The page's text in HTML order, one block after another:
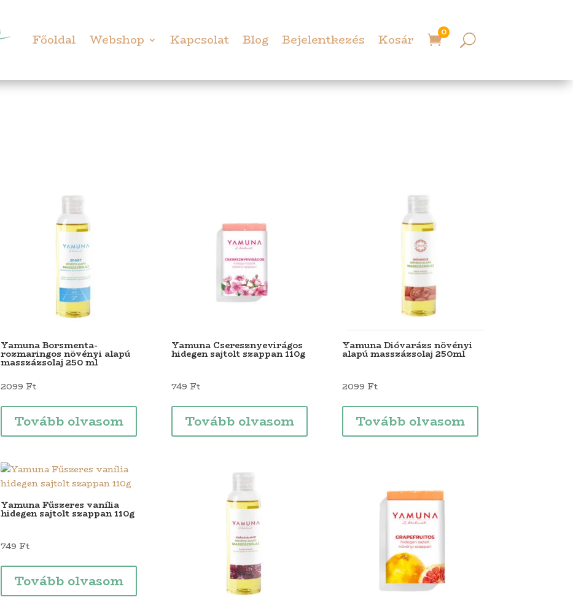
Főoldal Webshop Kapcsolat Blog Bejelentkezés Kosár 
0
Yamuna Borsmenta-
rozmaringos növényi alapú
masszázsolaj 250 ml
2099 Ft
Tovább olvasom
Yamuna Cseresznyevirágos
hidegen sajtolt szappan 110g
749 Ft
Tovább olvasom
Yamuna Dióvarázs növényi
alapú masszázsolaj 250ml
2099 Ft
Tovább olvasom
Yamuna Fűszeres vanília
hidegen sajtolt szappan 110g
749 Ft
Tovább olvasom